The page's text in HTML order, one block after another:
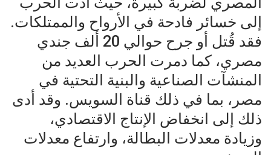
إلى خسائر فادحة في الأرواح والممتلكات.
فقد قُتل أو جرح حوالي 20 ألف جندي
مصري، كما دمرت الحرب العديد من
المنشآت الصناعية والبنية التحتية في
مصر، بما في ذلك قناة السويس. وقد أدى
ذلك إلى انخفاض الإنتاج الاقتصادي،
وزيادة معدلات البطالة، وارتفاع معدلات